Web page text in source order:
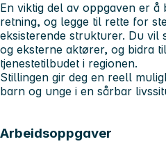
En viktig del av oppgaven er
retning, og legge til rette for
eksisterende strukturer. Du vil
og eksterne aktører, og bidra
tjenestetilbudet i regionen.
Stillingen gir deg en reell
barn og unge i en sårbar
Arbeidsoppgaver